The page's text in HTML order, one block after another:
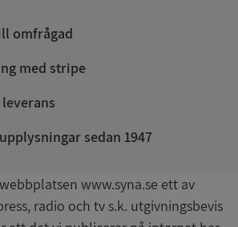
omfrågad
med stripe
sedan 1947
www.syna.se ett av
radio och tv s.k. utgivningsbevis
upplysningar.syna.se